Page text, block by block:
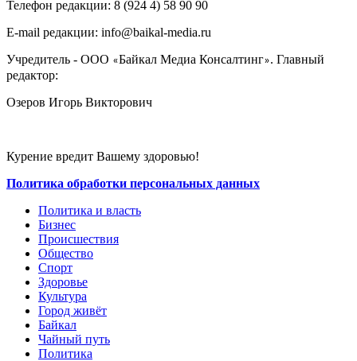
Телефон редакции: ‎‎8 (924 4) 58 90 90
E-mail редакции: info@baikal-media.ru
Учредитель - ООО «Байкал Медиа Консалтинг». Главный
редактор:
Озеров Игорь Викторович
Курение вредит Вашему здоровью!
Политика обработки персональных данных
Политика и власть
Бизнес
Происшествия
Общество
Cпорт
Здоровье
Культура
Город живёт
Байкал
Чайный путь
Политика